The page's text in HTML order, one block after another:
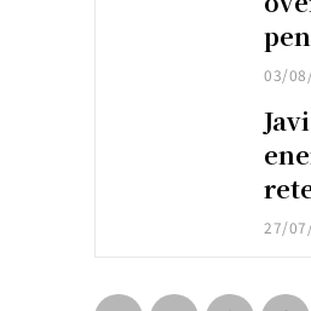
03/
27/